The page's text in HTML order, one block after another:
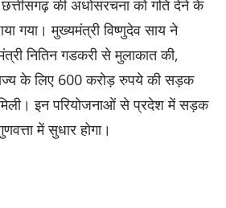
छत्तीसगढ़ की अधोसंरचना को गति देने के
गया। मुख्यमंत्री विष्णुदेव साय ने
नितिन गडकरी से मुलाकात की,
के लिए 600 करोड़ रुपये की सड़क
इन परियोजनाओं से प्रदेश में सड़क
में सुधार होगा।